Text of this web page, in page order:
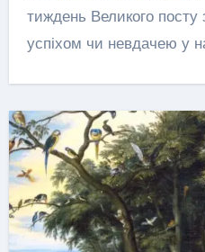
тиждень Великого
успіхом чи невдачею у